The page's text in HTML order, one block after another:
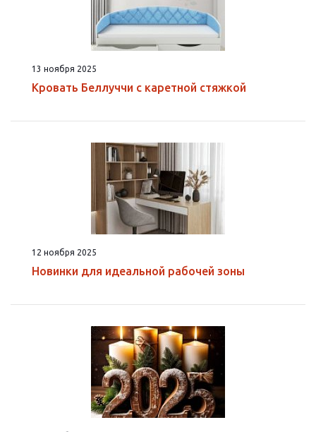
13 ноября 2025
Кровать Беллуччи с каретной стяжкой
12 ноября 2025
Новинки для идеальной рабочей зоны